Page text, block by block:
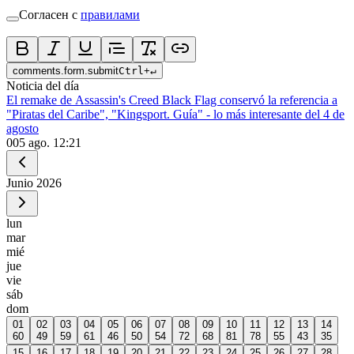
Согласен с правилами
comments.form.submitCtrl +↵
Noticia del día
El remake de Assassin's Creed Black Flag conservó la referencia a
"Piratas del Caribe", "Kingsport. Guía" - lo más interesante del 4 de
agosto
005 ago. 12:21
Junio 2026
lun
mar
mié
jue
vie
sáb
dom
01
60
02
49
03
59
04
61
05
46
06
50
07
54
08
72
09
68
10
81
11
78
12
55
13
43
14
35